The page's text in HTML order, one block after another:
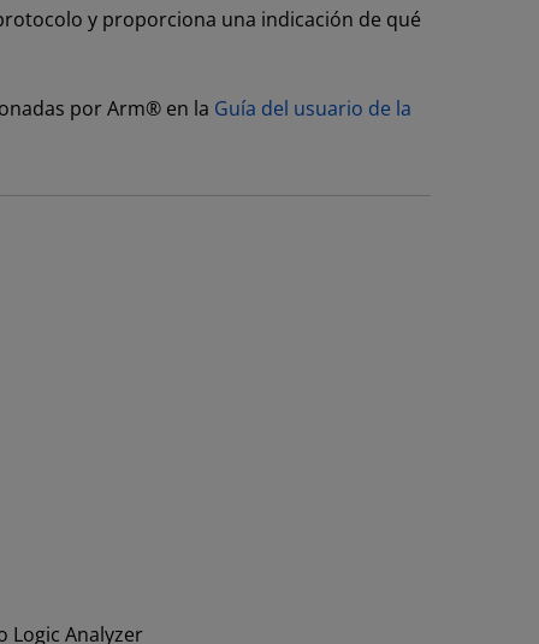
y proporciona una indicación de qué
por Arm® en la Guía del usuario de la
Logic Analyzer